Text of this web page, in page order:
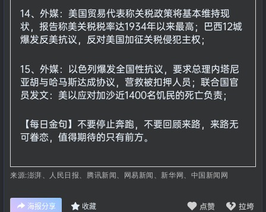
14、外媒：美国贸易代表称关税政策将基本维持现
状，报告称美关税税率达1934年以来最高；巴西12城
爆发反美抗议，反对美国加征关税侵犯主权；
15、外媒：以色列爆发全国性抗议，要求总理内塔尼
亚胡与哈马斯达成协议，营救被扣押人员；联合国官
员发文：美以应对加沙近1400名饥民的死亡负责；
【每日金句】不要停止奔跑，不要回顾来路，来路无
可眷恋，值得期待的只有前方。
来源:澎湃、人民日报、腾讯新闻、网易新闻、新华网、中国新闻网
海报分享 收藏 点赞 拉垮